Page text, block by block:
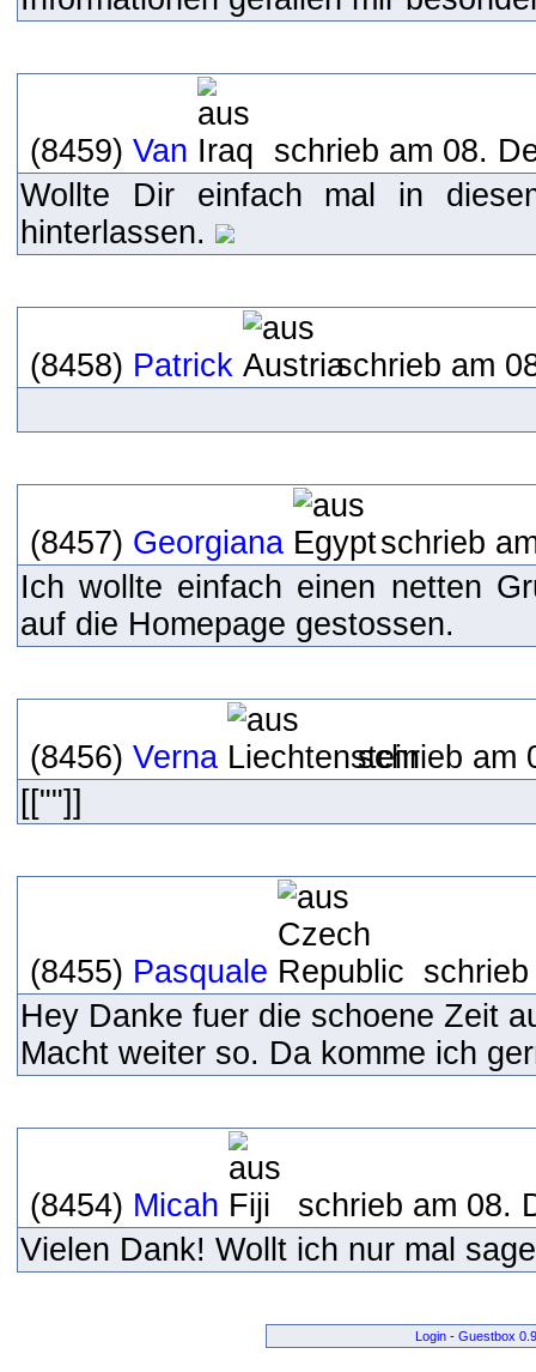
(8459) Van
schrieb am 08.
Wollte Dir einfach mal in
hinterlassen.
(8458) Patrick schrieb am
(8457) Georgiana
schrieb
Ich wollte einfach einen netten
auf die Homepage gestossen.
(8456) Verna
schrieb am
[[""]]
(8455) Pasquale
Hey Danke fuer die schoene Zeit
Macht weiter so. Da komme ich
(8454) Micah
schrieb am 08.
Vielen Dank! Wollt ich nur mal
Login- Guestbox